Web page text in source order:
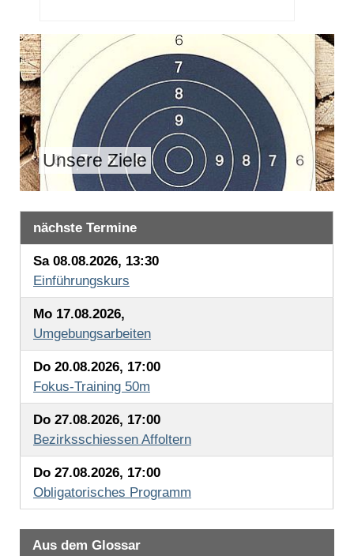
Unsere Ziele
nächste Termine
Sa 08.08.2026, 13:30
Einführungskurs
Mo 17.08.2026,
Umgebungsarbeiten
Do 20.08.2026, 17:00
Fokus-Training 50m
Do 27.08.2026, 17:00
Bezirksschiessen Affoltern
Do 27.08.2026, 17:00
Obligatorisches Programm
Aus dem Glossar